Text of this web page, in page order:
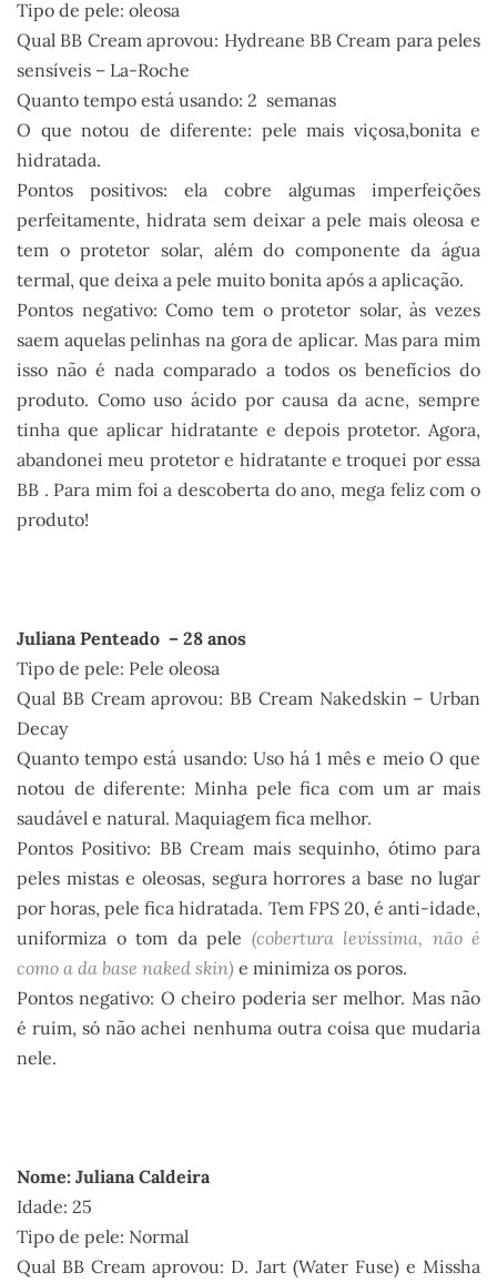
Tipo de pele: oleosa
Qual BB Cream aprovou: Hydreane BB Cream para peles
sensíveis – La-Roche
Quanto tempo está usando: 2 semanas
O que notou de diferente: pele mais viçosa,bonita e
hidratada.
Pontos positivos: ela cobre algumas imperfeições
perfeitamente, hidrata sem deixar a pele mais oleosa e
tem o protetor solar, além do componente da água
termal, que deixa a pele muito bonita após a aplicação.
Pontos negativo: Como tem o protetor solar, às vezes
saem aquelas pelinhas na gora de aplicar. Mas para mim
isso não é nada comparado a todos os benefícios do
produto. Como uso ácido por causa da acne, sempre
tinha que aplicar hidratante e depois protetor. Agora,
abandonei meu protetor e hidratante e troquei por essa
BB . Para mim foi a descoberta do ano, mega feliz com o
produto!
Juliana Penteado – 28 anos
Tipo de pele: Pele oleosa
Qual BB Cream aprovou: BB Cream Nakedskin – Urban
Decay
Quanto tempo está usando: Uso há 1 mês e meio O que
notou de diferente: Minha pele fica com um ar mais
saudável e natural. Maquiagem fica melhor.
Pontos Positivo: BB Cream mais sequinho, ótimo para
peles mistas e oleosas, segura horrores a base no lugar
por horas, pele fica hidratada. Tem FPS 20, é anti-idade,
uniformiza o tom da pele (cobertura levíssima, não é
como a da base naked skin) e minimiza os poros.
Pontos negativo: O cheiro poderia ser melhor. Mas não
é ruim, só não achei nenhuma outra coisa que mudaria
nele.
Nome: Juliana Caldeira
Idade: 25
Tipo de pele: Normal
Qual BB Cream aprovou: D. Jart (Water Fuse) e Missha